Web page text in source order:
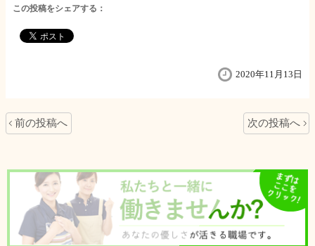
この投稿をシェアする：
2020年11月13日
前の投稿へ 次の投稿へ